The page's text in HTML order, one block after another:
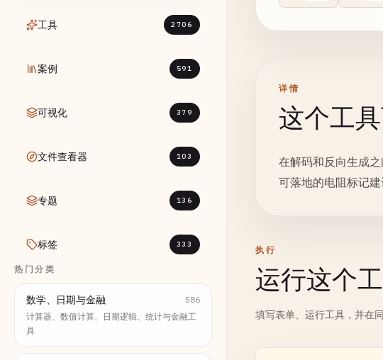
工具 2706
案例 591
可视化 379
文件查看器 103
专题 136
标签 333
热门分类
数学、日期与金融
586
计算器、数值计算、日期逻辑、统计与金融工
具
详情
这个工
在解码和反向生成
可落地的电阻标记建
执行
运行这个
填写表单、运行工具，并在